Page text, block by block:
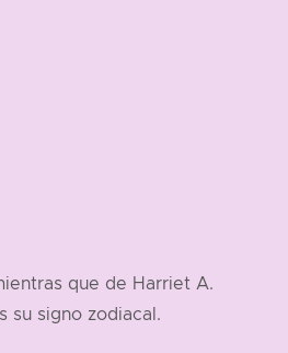
que de Harriet A.
su signo zodiacal.